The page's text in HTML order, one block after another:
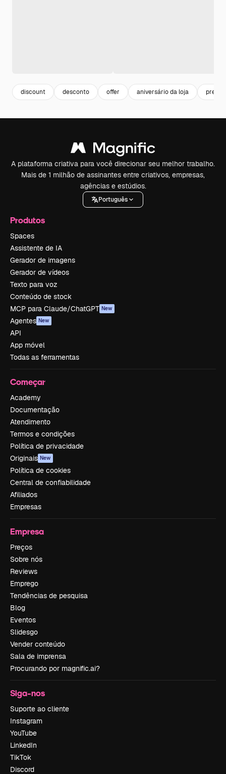
discount desconto offer aniversário da loja preço
A plataforma criativa para você direcionar seu melhor trabalho.
Mais de 1 milhão de assinantes entre criativos, empresas,
agências e estúdios.
Português
Produtos
Spaces
Assistente de IA
Gerador de imagens
Gerador de vídeos
Texto para voz
Conteúdo de stock
MCP para Claude/ChatGPT New
Agentes New
API
App móvel
Todas as ferramentas
Começar
Academy
Documentação
Atendimento
Termos e condições
Política de privacidade
Originais New
Política de cookies
Central de confiabilidade
Afiliados
Empresas
Empresa
Preços
Sobre nós
Reviews
Emprego
Tendências de pesquisa
Blog
Eventos
Slidesgo
Vender conteúdo
Sala de imprensa
Procurando por magnific.ai?
Siga-nos
Suporte ao cliente
Instagram
YouTube
LinkedIn
TikTok
Discord